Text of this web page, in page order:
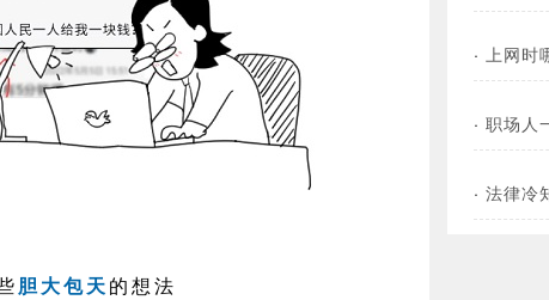
胆大包天的想法
· 上网时
· 职场人
· 法律冷